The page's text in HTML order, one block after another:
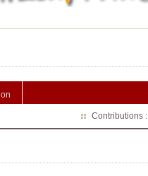
Contributions :